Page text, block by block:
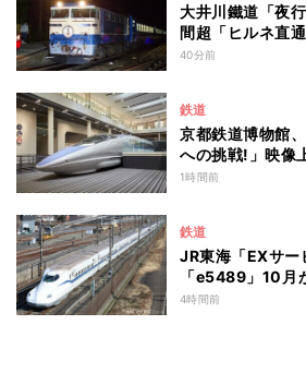
大井川鐵道「夜
間超「ヒルネ直
40分前
鉄道
京都鉄道博物館
への挑戦!」映像
1時間前
鉄道
JR東海「EXサー
「e5489」10月
4時間前